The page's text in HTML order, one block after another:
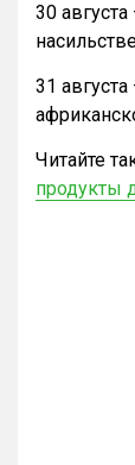
30
31
Читайте
продукты